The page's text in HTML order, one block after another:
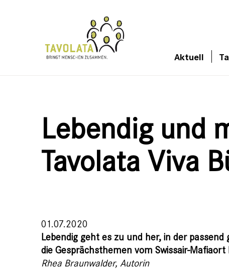
Aktuell
Lebendig und
Tavolata Viva
01.07.2020
Lebendig geht es zu und her, in der
die Gesprächsthemen vom Swissair-
Rhea Braunwalder, Autorin